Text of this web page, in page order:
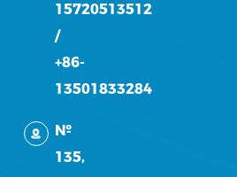
15720513512
/
+86-
13501833284
№
135,